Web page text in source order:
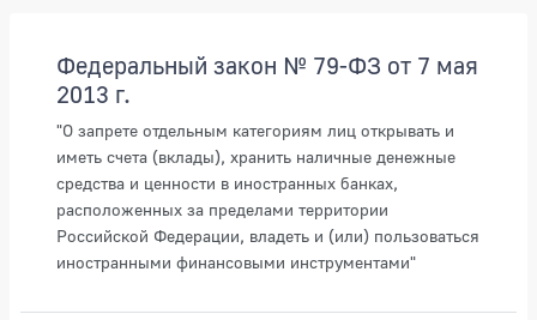
Федеральный закон № 79-ФЗ от 7 мая
2013 г.
"О запрете отдельным категориям лиц открывать и
иметь счета (вклады), хранить наличные денежные
средства и ценности в иностранных банках,
расположенных за пределами территории
Российской Федерации, владеть и (или) пользоваться
иностранными финансовыми инструментами"